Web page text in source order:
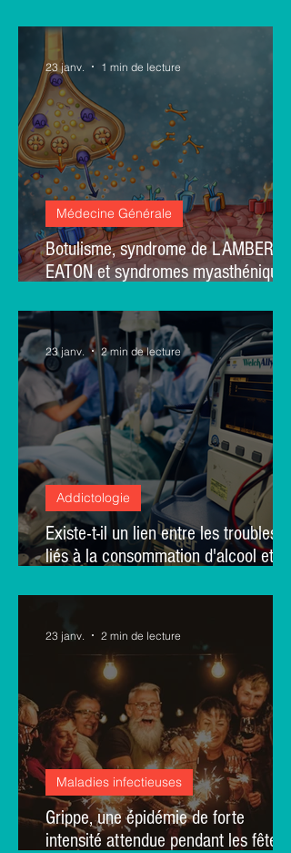
de cohorte brésilienne
Botulisme, syndrome de LAMBERT-
EATON et syndromes myasthéniques
Médecine Générale
23 janv. 1 min de lecture
Existe-t-il un lien entre les troubles
liés à la consommation d'alcool et la
des personnes en quête de traitement
Addictologie
23 janv. 2 min de lecture
Grippe, une épidémie de forte
intensité attendue pendant les fêtes :
Maladies infectieuses
23 janv. 2 min de lecture